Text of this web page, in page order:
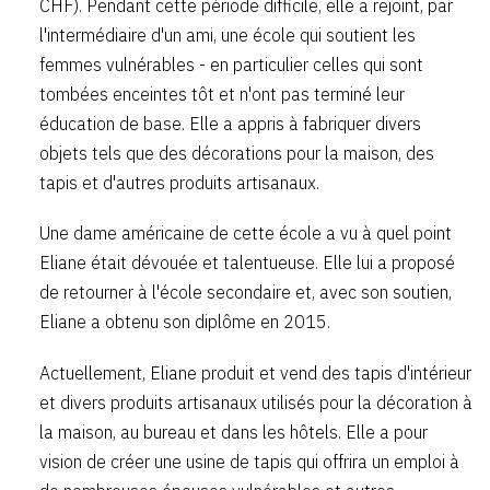
CHF). Pendant cette période difficile, elle a rejoint, par
l'intermédiaire d'un ami, une école qui soutient les
femmes vulnérables - en particulier celles qui sont
tombées enceintes tôt et n'ont pas terminé leur
éducation de base. Elle a appris à fabriquer divers
objets tels que des décorations pour la maison, des
tapis et d'autres produits artisanaux.
Une dame américaine de cette école a vu à quel point
Eliane était dévouée et talentueuse. Elle lui a proposé
de retourner à l'école secondaire et, avec son soutien,
Eliane a obtenu son diplôme en 2015.
Actuellement, Eliane produit et vend des tapis d'intérieur
et divers produits artisanaux utilisés pour la décoration à
la maison, au bureau et dans les hôtels. Elle a pour
vision de créer une usine de tapis qui offrira un emploi à